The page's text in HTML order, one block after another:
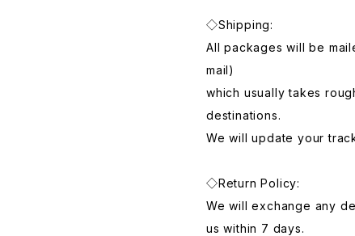
◇Shipping:
All packages will be
mail)
which usually takes
destinations.
We will update your
◇Return Policy:
We will exchange any
us within 7 days.